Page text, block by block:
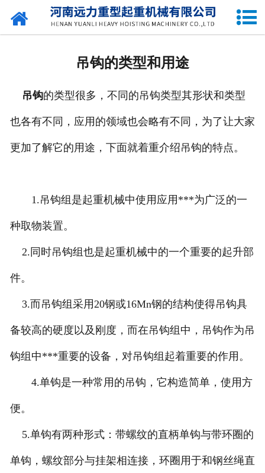
网站首页
留言中心
吊钩的类型和用途
吊钩的类型很多，不同的吊钩类型其形状和类型
也各有不同，应用的领域也会略有不同，为了让大家
更加了解它的用途，下面就着重介绍吊钩的特点。
1.吊钩组是起重机械中使用应用***为广泛的一
种取物装置。
2.同时吊钩组也是起重机械中的一个重要的起升部
件。
3.而吊钩组采用20钢或16Mn钢的结构使得吊钩具
备较高的硬度以及刚度，而在吊钩组中，吊钩作为吊
钩组中***重要的设备，对吊钩组起着重要的作用。
4.单钩是一种常用的吊钩，它构造简单，使用方
便。
5.单钩有两种形式：带螺纹的直柄单钩与带环圈的
单钩，螺纹部分与挂架相连接，环圈用于和钢丝绳直